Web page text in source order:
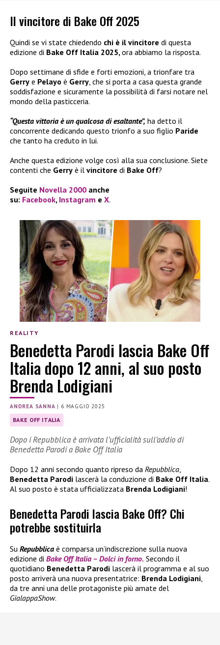
Il vincitore di Bake Off 2025
Quindi se vi state chiedendo chi è il vincitore di questa
edizione di Bake Off Italia 2025, ora abbiamo la risposta.
Dopo settimane di sfide e forti emozioni, a trionfare tra
Gerry e Pelayo è Gerry , che si porta a casa questa grande
soddisfazione e sicuramente la possibilità di farsi notare nel
mondo della pasticceria.
“Questa vittoria è un qualcosa di esaltante”, ha detto il
concorrente dedicando questo trionfo a suo figlio Paride
che tanto ha creduto in lui.
Anche questa edizione volge così alla sua conclusione. Siete
contenti che Gerry è il vincitore di Bake Off?
Seguite Novella 2000 anche
su: Facebook, Instagram e X.
REALITY
Benedetta Parodi lascia Bake Off
Italia dopo 12 anni, al suo posto
Brenda Lodigiani
ANDREA SANNA | 6 MAGGIO 2025
BAKE OFF ITALIA
Dopo i Repubblica è arrivata l’ufficialità sull’addio di
Benedetta Parodi a Bake Off Italia
Dopo 12 anni secondo quanto ripreso da Repubblica
Benedetta Parodi lascerà la conduzione di Bake Off Italia.
Al suo posto è stata ufficializzata Brenda Lodigiani!
Benedetta Parodi lascia Bake Off? Chi
potrebbe sostituirla
Su Repubblica è comparsa un’indiscrezione sulla nuova
edizione di Bake Off Italia – Dolci in forno. Secondo il
quotidiano Benedetta Parodi lascerà il programma e al suo
posto arriverà una nuova presentatrice: Brenda Lodigiani,
da tre anni una delle protagoniste più amate del
GialappaShow.